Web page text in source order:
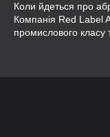
Коли йдеться про
Компанія Red Label
промислового класу
вважаємо, що